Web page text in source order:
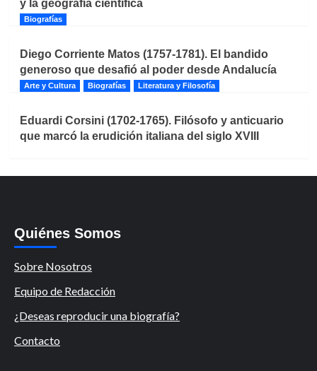
y la geografía científica
Biografías
Diego Corriente Matos (1757-1781). El bandido
generoso que desafió al poder desde Andalucía
Arte y Cultura Biografías Literatura y Filosofía
Eduardi Corsini (1702-1765). Filósofo y anticuario
que marcó la erudición italiana del siglo XVIII
Quiénes Somos
Sobre Nosotros
Equipo de Redacción
¿Deseas reproducir una biografía?
Contacto